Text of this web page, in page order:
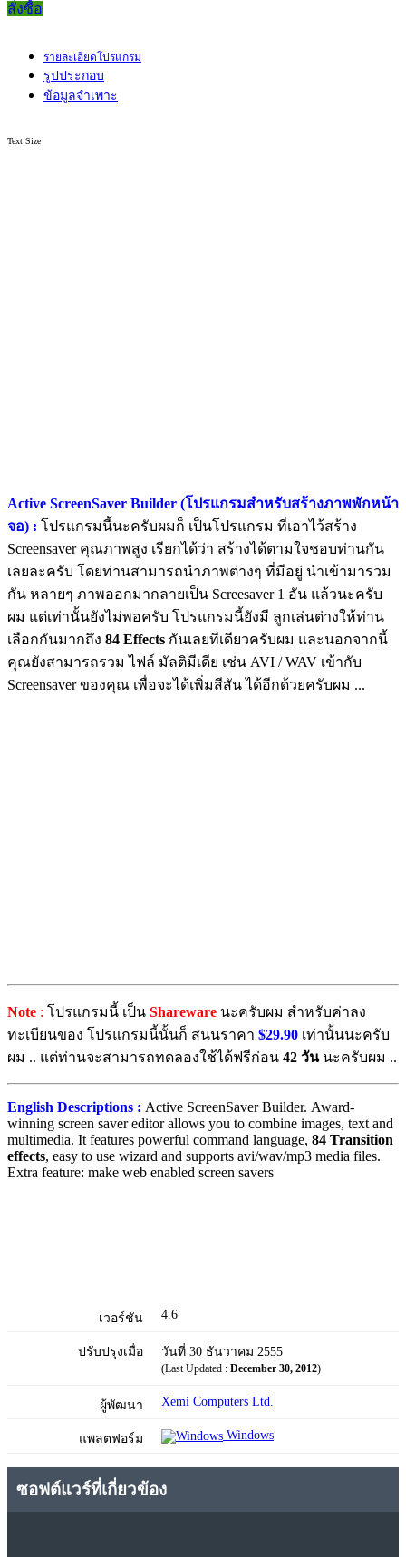
สั่งซื้อ
รายละเอียดโปรแกรม
รูปประกอบ
ข้อมูลจำเพาะ
Text Size
Active ScreenSaver Builder (โปรแกรมสำหรับสร้างภาพพักหน้า
จอ) : โปรแกรมนี้นะครับผมก็ เป็นโปรแกรม ที่เอาไว้สร้าง
Screensaver คุณภาพสูง เรียกได้ว่า สร้างได้ตามใจชอบท่านกัน
เลยละครับ โดยท่านสามารถนำภาพต่างๆ ที่มีอยู่ นำเข้ามารวม
กัน หลายๆ ภาพออกมากลายเป็น Screesaver 1 อัน แล้วนะครับ
ผม แต่เท่านั้นยังไม่พอครับ โปรแกรมนี้ยังมี ลูกเล่นต่างให้ท่าน
เลือกกันมากถึง 84 Effects กันเลยทีเดียวครับผม และนอกจากนี้
คุณยังสามารถรวม ไฟล์ มัลติมีเดีย เช่น AVI / WAV เข้ากับ
Screensaver ของคุณ เพื่อจะได้เพิ่มสีสัน ได้อีกด้วยครับผม ...
Note : โปรแกรมนี้ เป็น Shareware นะครับผม สำหรับค่าลง
ทะเบียนของ โปรแกรมนี้นั้นก็ สนนราคา $29.90 เท่านั้นนะครับ
ผม .. แต่ท่านจะสามารถทดลองใช้ได้ฟรีก่อน 42 วันนะครับผม ..
English Descriptions : Active ScreenSaver Builder. Award-
winning screen saver editor allows you to combine images, text and
multimedia. It features powerful command language, 84 Transition
effects, easy to use wizard and supports avi/wav/mp3 media files.
Extra feature: make web enabled screen savers
เวอร์ชัน 4.6
ปรับปรุงเมื่อ วันที่ 30 ธันวาคม 2555
(Last Updated : December 30, 2012)
ผู้พัฒนา Xemi Computers Ltd.
แพลตฟอร์ม Windows
ซอฟต์แวร์ที่เกี่ยวข้อง